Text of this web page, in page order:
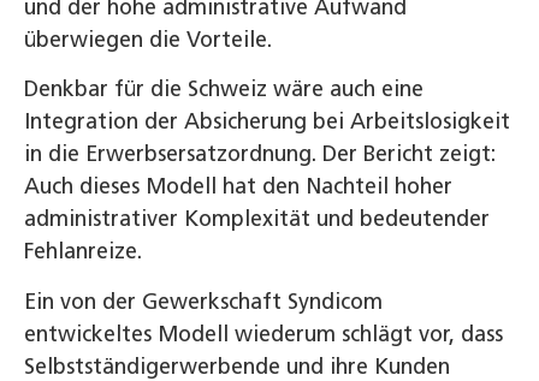
und der hohe administrative Aufwand
überwiegen die Vorteile.
Denkbar für die Schweiz wäre auch eine
Integration der Absicherung bei Arbeitslosigkeit
in die Erwerbsersatzordnung. Der Bericht zeigt:
Auch dieses Modell hat den Nachteil hoher
administrativer Komplexität und bedeutender
Fehlanreize.
Ein von der Gewerkschaft Syndicom
entwickeltes Modell wiederum schlägt vor, dass
Selbstständigerwerbende und ihre Kunden